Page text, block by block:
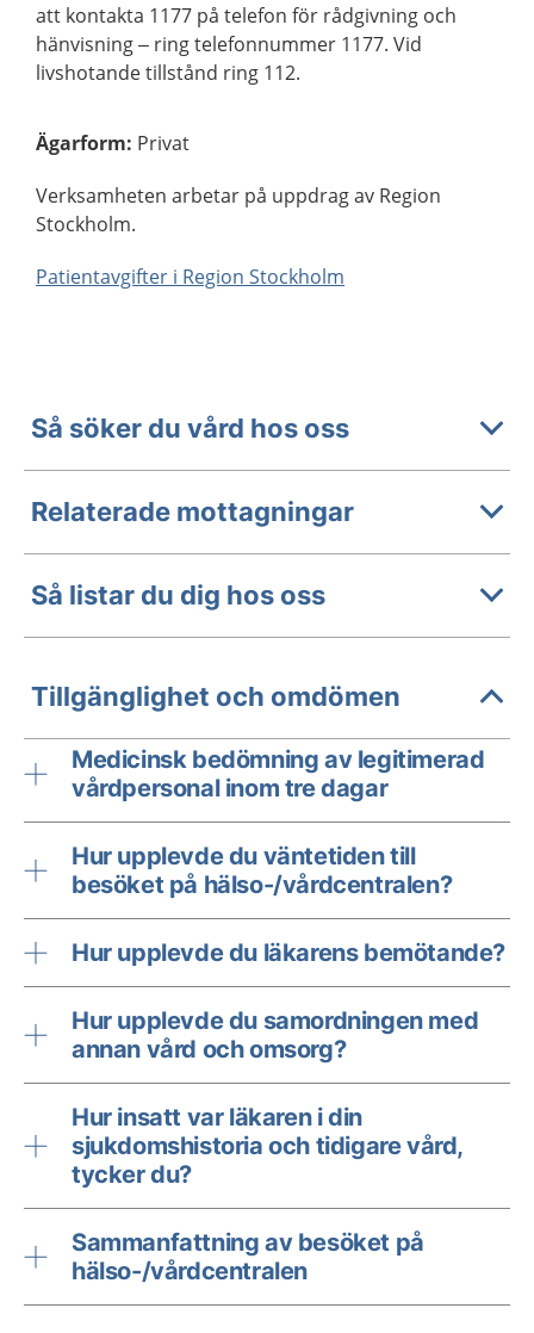
att kontakta 1177 på telefon för rådgivning och
hänvisning – ring telefonnummer 1177. Vid
livshotande tillstånd ring 112.
Ägarform: Privat
Verksamheten arbetar på uppdrag av Region
Stockholm.
Patientavgifter i Region Stockholm
Så söker du vård hos oss
Relaterade mottagningar
Så listar du dig hos oss
Tillgänglighet och omdömen
Medicinsk bedömning av legitimerad
vårdpersonal inom tre dagar
Hur upplevde du väntetiden till
besöket på hälso-/vårdcentralen?
Hur upplevde du läkarens bemötande?
Hur upplevde du samordningen med
annan vård och omsorg?
Hur insatt var läkaren i din
sjukdomshistoria och tidigare vård,
tycker du?
Sammanfattning av besöket på
hälso-/vårdcentralen